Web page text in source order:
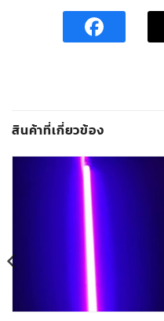
สินค้าที่เกี่ยวข้อง